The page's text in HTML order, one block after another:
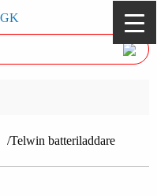
Telwin batteriladdare